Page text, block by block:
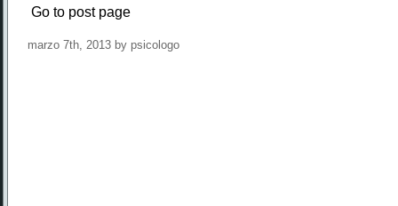
Go to post page
marzo 7th, 2013 by psicologo